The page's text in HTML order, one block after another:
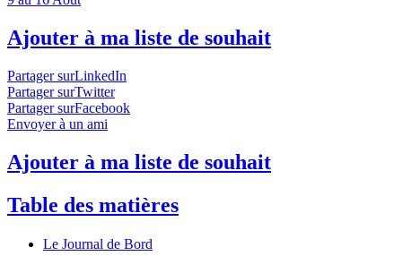
Ajouter à ma liste de souhait
Partager surLinkedIn
Partager surTwitter
Partager surFacebook
Envoyer à un ami
Ajouter à ma liste de souhait
Table des matières
Le Journal de Bord